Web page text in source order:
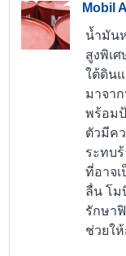
Mobil
น้ำมัน
สูงพิเ
ใต้ดิน
มาจา
พร้อม
ตัวมีค
ระทบ
ที่อาจ
ลื่น โม
รักษา
ช่วยใ